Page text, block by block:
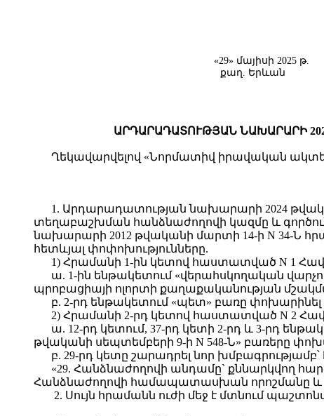
«29» մայիսի 2025 թ.
քաղ. Երևան
ԱՐԴԱՐԱԴԱՏՈՒԹՅԱՆ ՆԱԽԱՐԱՐԻ
Ղեկավարվելով «Նորմատիվ իրավական
1. Արդարադատության նախարարի 2024
տեղաբաշխման հանձնաժողովի կազմը և
նախարարի 2012 թվականի մարտի 14-ի N 34-Ն
հետևյալ փոփոխությունները.
1) Հրամանի 1-ին կետով հաստատված N 1
ա. 1-ին ենթակետում «վերահսկողական
պրոբացիայի ոլորտի քաղաքականության
բ. 2-րդ ենթակետում «պետ» բառը
2) Հրամանի 2-րդ կետով հաստատված N 2
ա. 12-րդ կետում, 37-րդ կետի 2-րդ և 3-րդ
թվականի սեպտեմբերի 9-ի N 548-Ն» բառերը
բ. 29-րդ կետը շարադրել նոր
«29. Հանձնաժողովի անդամը` քննարկվող
Հանձնաժողովի համապատասխան որոշմանը և
2. Սույն հրամանն ուժի մեջ է մտնում